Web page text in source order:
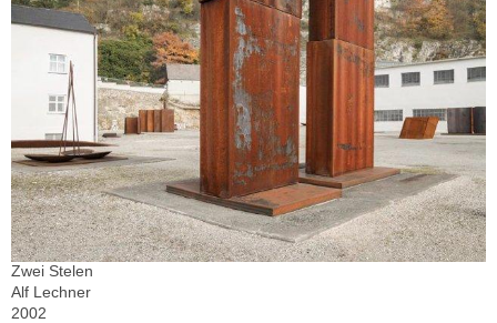
Zwei Stelen
Alf Lechner
2002